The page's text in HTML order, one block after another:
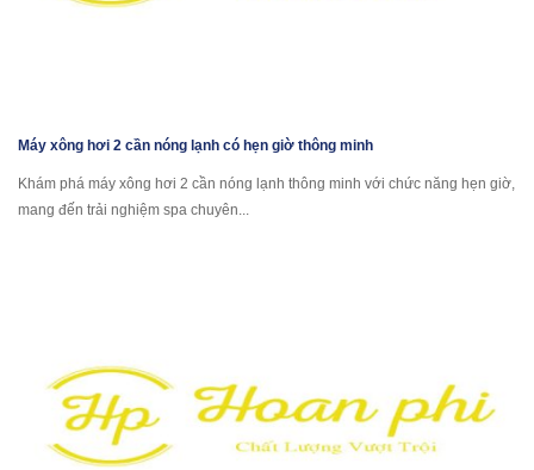
Máy xông hơi 2 cần nóng lạnh có hẹn giờ thông minh
Khám phá máy xông hơi 2 cần nóng lạnh thông minh với chức năng hẹn giờ,
mang đến trải nghiệm spa chuyên...